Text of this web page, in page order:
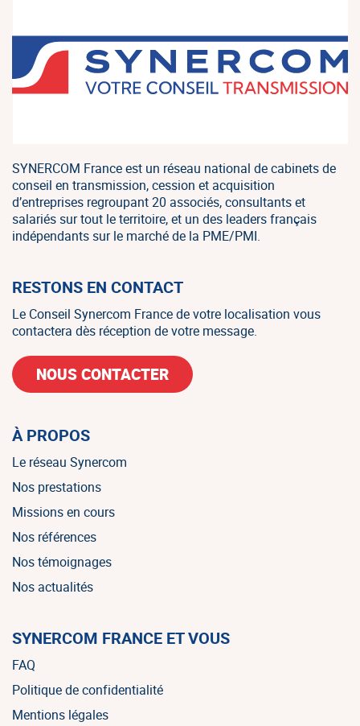
SYNERCOM France est un réseau national de cabinets de
conseil en transmission, cession et acquisition
d’entreprises regroupant 20 associés, consultants et
salariés sur tout le territoire, et un des leaders français
indépendants sur le marché de la PME/PMI.
RESTONS EN CONTACT
Le Conseil Synercom France de votre localisation vous
contactera dès réception de votre message.
NOUS CONTACTER
À PROPOS
Le réseau Synercom
Nos prestations
Missions en cours
Nos références
Nos témoignages
Nos actualités
SYNERCOM FRANCE ET VOUS
FAQ
Politique de confidentialité
Mentions légales